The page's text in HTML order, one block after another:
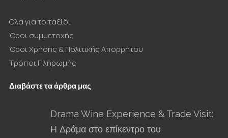
Ολα για το ταξίδι
Όροι συμμετοχής
Όροι Χρήσης & Πολιτικής Απορρήτου
Τρόποι Πληρωμής
Διαβάστε τα άρθρα μας
Drama Wine Experience & Trade Visit:
Η Δράμα στο επίκεντρο του